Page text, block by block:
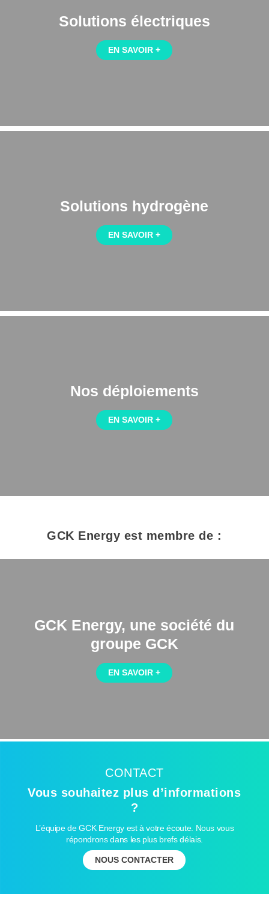
Solutions électriques
EN SAVOIR +
Solutions hydrogène
EN SAVOIR +
Nos déploiements
EN SAVOIR +
GCK Energy est membre de :
GCK Energy, une société du
groupe GCK
EN SAVOIR +
CONTACT
Vous souhaitez plus d’informations
?
L’équipe de GCK Energy est à votre écoute. Nous vous
répondrons dans les plus brefs délais.
NOUS CONTACTER